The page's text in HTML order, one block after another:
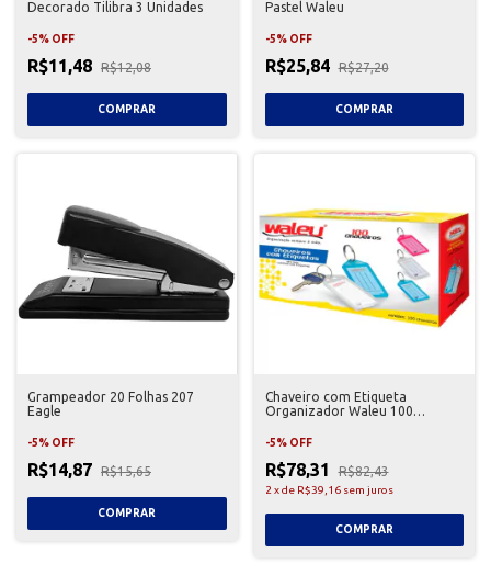
Decorado Tilibra 3 Unidades
-5% OFF
R$11,48 R$12,08
Pastel Waleu
-5% OFF
R$25,84 R$27,20
Grampeador 20 Folhas 207
Eagle
-5% OFF
R$14,87 R$15,65
Chaveiro com Etiqueta
Organizador Waleu 100
-5% OFF
R$78,31 R$82,43
2 xde R$39,16 sem juros